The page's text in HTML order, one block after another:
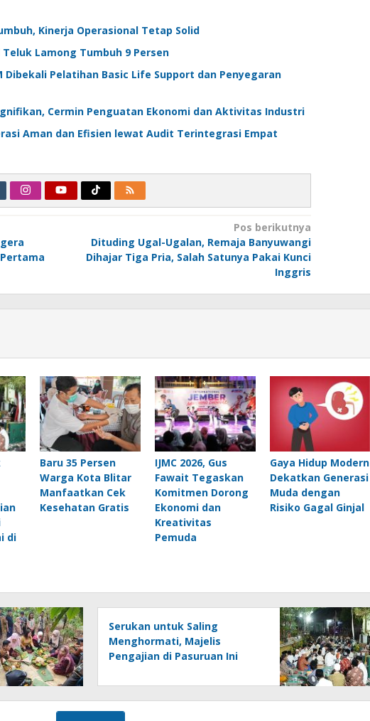
Kinerja Operasional Tetap Solid
Lamong Tumbuh 9 Persen
Dibekali Pelatihan Basic Life Support dan Penyegaran
Cermin Penguatan Ekonomi dan Aktivitas Industri
Aman dan Efisien lewat Audit Terintegrasi Empat
Pos berikutnya
Dituding Ugal-Ugalan, Remaja Banyuwangi
Dihajar Tiga Pria, Salah Satunya Pakai Kunci
Inggris
di
Baru 35 Persen
Warga Kota Blitar
Manfaatkan Cek
Kesehatan Gratis
IJMC 2026, Gus
Fawait Tegaskan
Komitmen Dorong
Ekonomi dan
Kreativitas
Pemuda
Gaya Hidup Modern
Dekatkan Generasi
Muda dengan
Risiko Gagal Ginjal
Serukan untuk Saling
Menghormati, Majelis
Pengajian di Pasuruan Ini
Kemerdekaan